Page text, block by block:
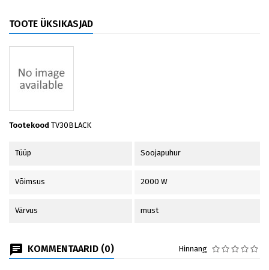
TOOTE ÜKSIKASJAD
Tootekood TV30BLACK
Tüüp Soojapuhur
Võimsus 2000 W
Värvus must
KOMMENTAARID (0) Hinnang